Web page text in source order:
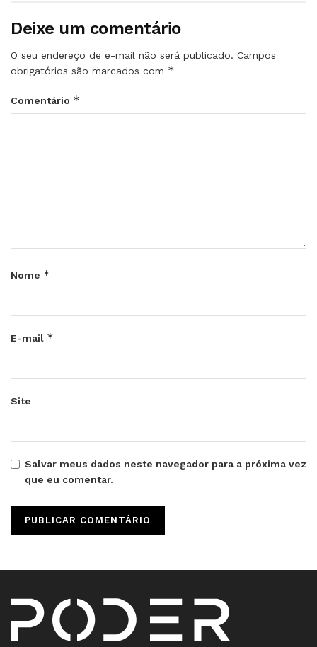
Deixe um comentário
O seu endereço de e-mail não será publicado. Campos
obrigatórios são marcados com *
Comentário *
Nome *
E-mail *
Site
Salvar meus dados neste navegador para a próxima vez
que eu comentar.